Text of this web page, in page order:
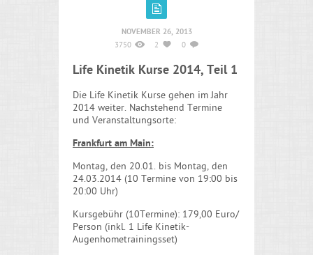
NOVEMBER 26, 2013
3750 2 0
Life Kinetik Kurse 2014, Teil 1
Die Life Kinetik Kurse gehen im Jahr
2014 weiter. Nachstehend Termine
und Veranstaltungsorte:
Frankfurt am Main:
Montag, den 20.01. bis Montag, den
24.03.2014 (10 Termine von 19:00 bis
20:00 Uhr)
Kursgebühr (10Termine): 179,00 Euro/
Person (inkl. 1 Life Kinetik-
Augenhometrainingsset)